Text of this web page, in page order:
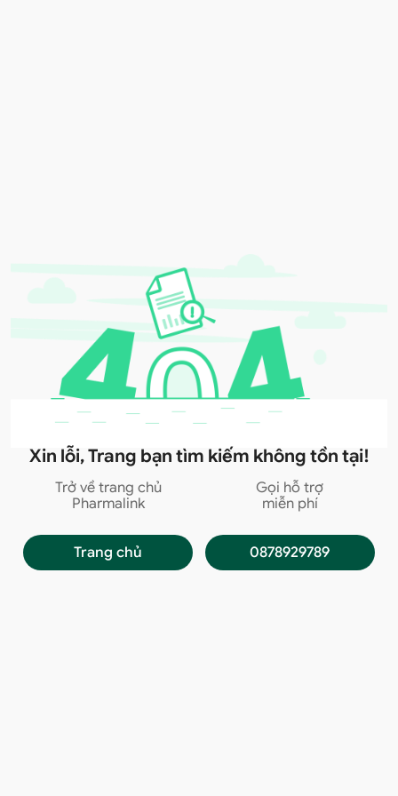
Xin lỗi, Trang bạn tìm kiếm không tồn tại!
Trở về trang chủ
Pharmalink
Trang chủ
Gọi hỗ trợ
miễn phí
0878929789